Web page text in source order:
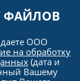
ФАЙЛОВ
ООО
на обработку
(дата и
Вашему